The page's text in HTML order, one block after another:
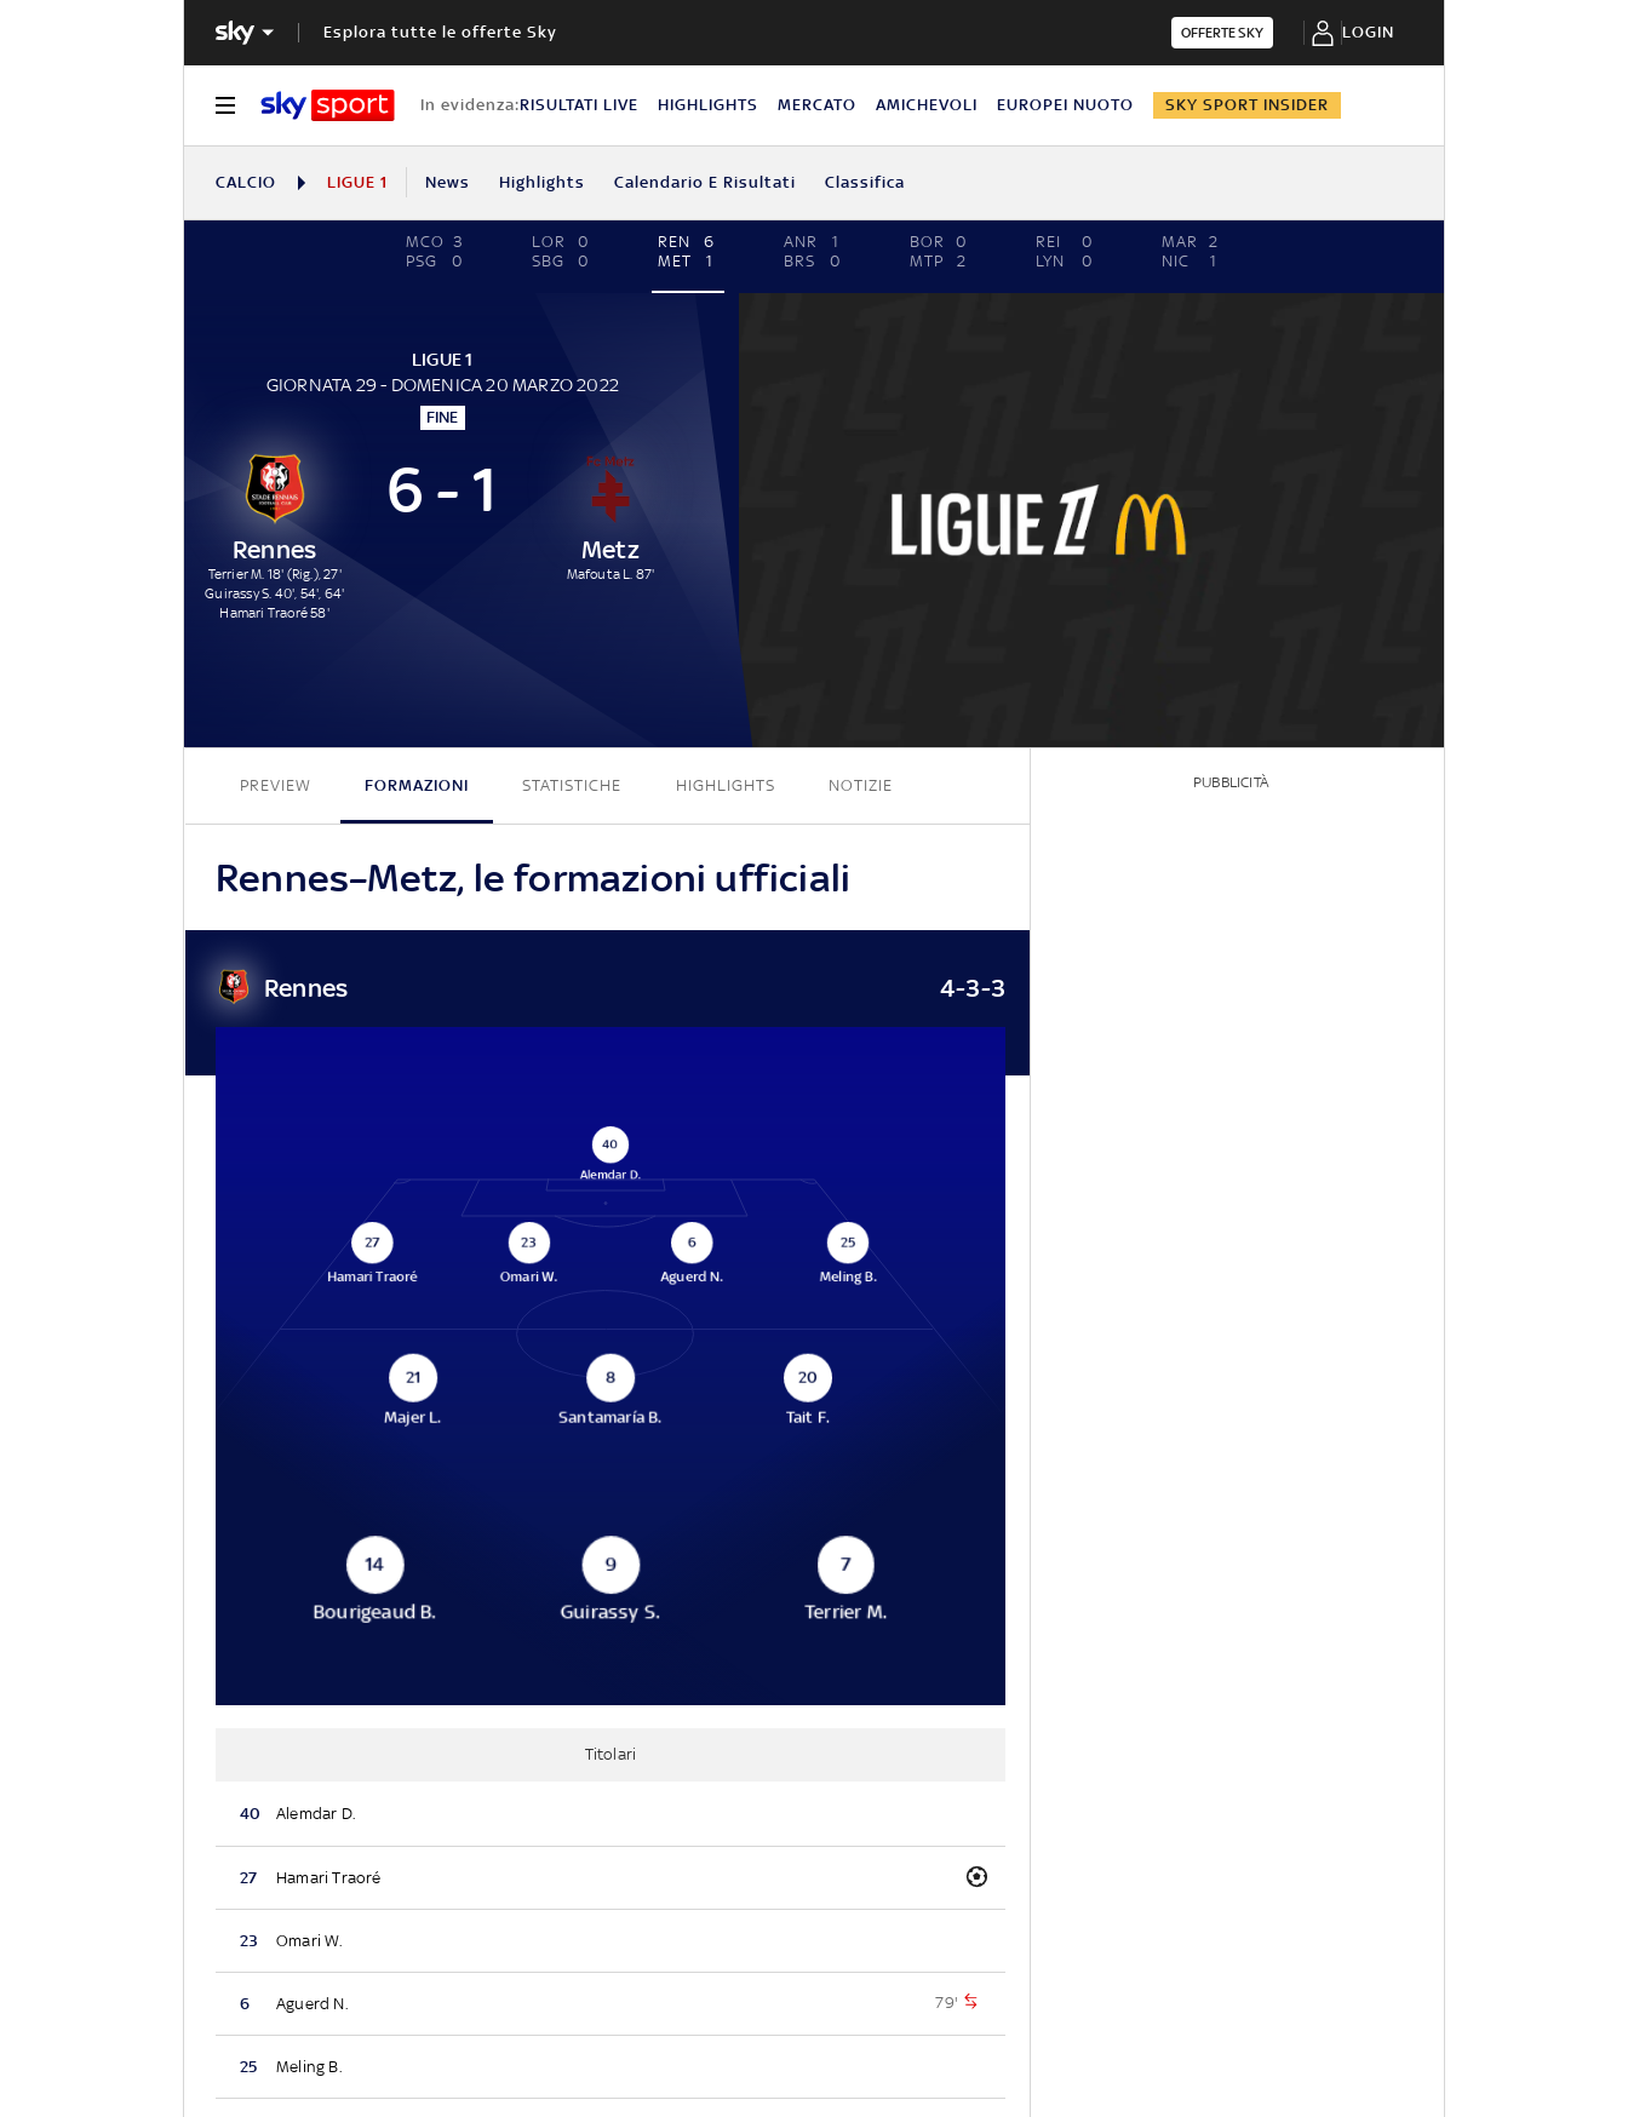
Esplora tutte le offerte Sky OFFERTE SKY LOGIN
In evidenza:RISULTATI LIVE HIGHLIGHTS MERCATO AMICHEVOLI EUROPEI NUOTO SKY SPORT INSIDER
CALCIO LIGUE 1 News Highlights Calendario E Risultati Classifica
MCO 3
PSG
0
LOR
0
SBG
0
REN
6
MET
1
ANR
1
BRS
0
BOR
0
MTP
2
REI
0
LYN
0
MAR
2
NIC
1
LIGUE 1
GIORNATA 29 - DOMENICA 20 MARZO 2022
FINE
Rennes
Terrier M. 18' (Rig.), 27'
Guirassy S. 40', 54', 64'
Hamari Traoré 58'
6 - 1
Metz
Mafouta L. 87'
PREVIEW FORMAZIONI STATISTICHE HIGHLIGHTS NOTIZIE
Rennes–Metz, le formazioni ufficiali
Rennes 4-3-3
40
Alemdar D.
27
Hamari Traoré
23
Omari W.
6
Aguerd N.
25
Meling B.
21
Majer L.
8
Santamaría B.
20
Tait F.
14
Bourigeaud B.
9
Guirassy S.
7
Terrier M.
Titolari
40 Alemdar D.
27 Hamari Traoré
23 Omari W.
6 Aguerd N. 79'
25 Meling B.
PUBBLICITÀ